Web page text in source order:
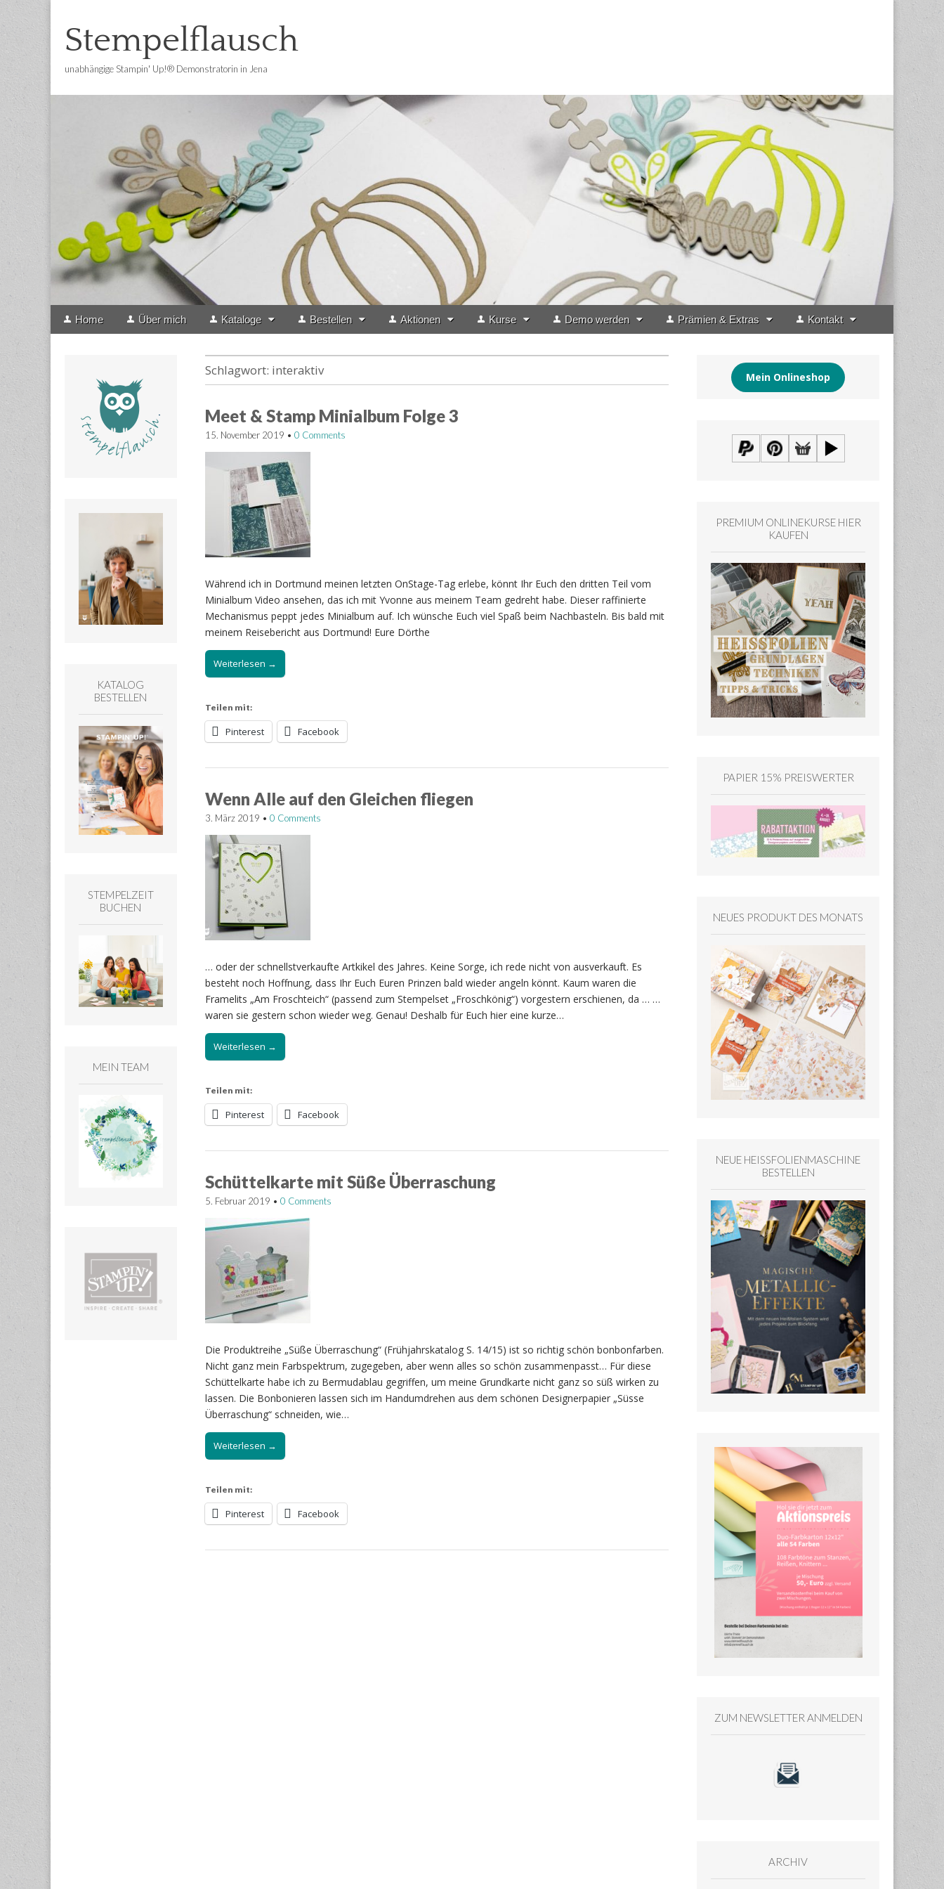
Stempelflausch
unabhängige Stampin' Up!® Demonstratorin in Jena
Main
Skip
Home Über mich Kataloge Bestellen Aktionen Kurse Demo werden Prämien & Extras Kontakt
Schlagwort: interaktiv
Meet & Stamp Minialbum Folge 3
15. November 2019 • 0 Comments
Während ich in Dortmund meinen letzten OnStage-Tag erlebe, könnt Ihr Euch den dritten Teil vom
Minialbum Video ansehen, das ich mit Yvonne aus meinem Team gedreht habe. Dieser raffinierte
Mechanismus peppt jedes Minialbum auf. Ich wünsche Euch viel Spaß beim Nachbasteln. Bis bald mit
meinem Reisebericht aus Dortmund! Eure Dörthe
Weiterlesen →
Teilen mit:
Pinterest Facebook
Wenn Alle auf den Gleichen fliegen
3. März 2019 • 0 Comments
… oder der schnellstverkaufte Artkikel des Jahres. Keine Sorge, ich rede nicht von ausverkauft. Es
besteht noch Hoffnung, dass Ihr Euch Euren Prinzen bald wieder angeln könnt. Kaum waren die
Framelits „Am Froschteich“ (passend zum Stempelset „Froschkönig“) vorgestern erschienen, da … …
waren sie gestern schon wieder weg. Genau! Deshalb für Euch hier eine kurze…
Weiterlesen →
Teilen mit:
Pinterest Facebook
Schüttelkarte mit Süße Überraschung
5. Februar 2019 • 0 Comments
Die Produktreihe „Süße Überraschung“ (Frühjahrskatalog S. 14/15) ist so richtig schön bonbonfarben.
Nicht ganz mein Farbspektrum, zugegeben, aber wenn alles so schön zusammenpasst… Für diese
Schüttelkarte habe ich zu Bermudablau gegriffen, um meine Grundkarte nicht ganz so süß wirken zu
lassen. Die Bonbonieren lassen sich im Handumdrehen aus dem schönen Designerpapier „Süsse
Überraschung“ schneiden, wie…
Weiterlesen →
Teilen mit:
Pinterest Facebook
KATALOG
BESTELLEN
STEMPELZEIT
BUCHEN
MEIN TEAM
Mein Onlineshop
PREMIUM ONLINEKURSE HIER
KAUFEN
PAPIER 15% PREISWERTER
NEUES PRODUKT DES MONATS
NEUE HEISSFOLIENMASCHINE
BESTELLEN
ZUM NEWSLETTER ANMELDEN
ARCHIV